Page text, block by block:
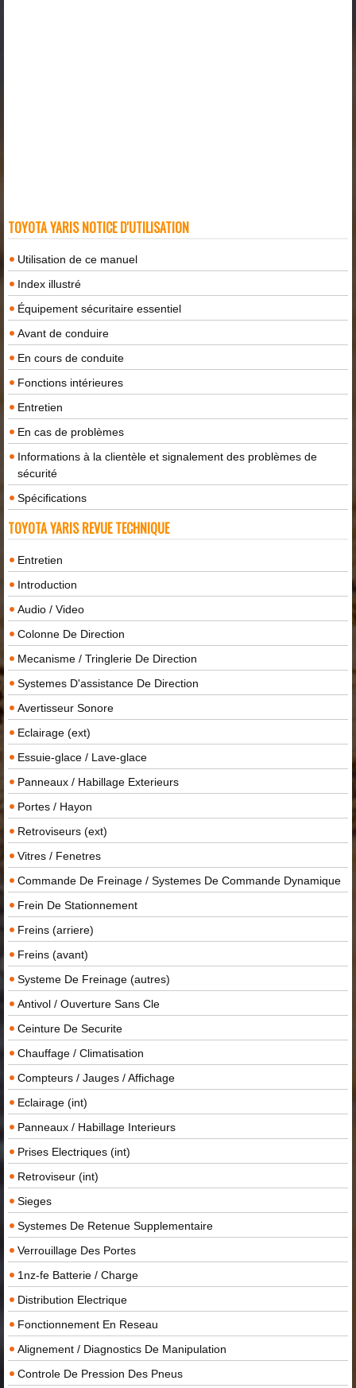
TOYOTA YARIS NOTICE D'UTILISATION
Utilisation de ce manuel
Index illustré
Équipement sécuritaire essentiel
Avant de conduire
En cours de conduite
Fonctions intérieures
Entretien
En cas de problèmes
Informations à la clientèle et signalement des problèmes de
sécurité
Spécifications
TOYOTA YARIS REVUE TECHNIQUE
Entretien
Introduction
Audio / Video
Colonne De Direction
Mecanisme / Tringlerie De Direction
Systemes D'assistance De Direction
Avertisseur Sonore
Eclairage (ext)
Essuie-glace / Lave-glace
Panneaux / Habillage Exterieurs
Portes / Hayon
Retroviseurs (ext)
Vitres / Fenetres
Commande De Freinage / Systemes De Commande Dynamique
Frein De Stationnement
Freins (arriere)
Freins (avant)
Systeme De Freinage (autres)
Antivol / Ouverture Sans Cle
Ceinture De Securite
Chauffage / Climatisation
Compteurs / Jauges / Affichage
Eclairage (int)
Panneaux / Habillage Interieurs
Prises Electriques (int)
Retroviseur (int)
Sieges
Systemes De Retenue Supplementaire
Verrouillage Des Portes
1nz-fe Batterie / Charge
Distribution Electrique
Fonctionnement En Reseau
Alignement / Diagnostics De Manipulation
Controle De Pression Des Pneus